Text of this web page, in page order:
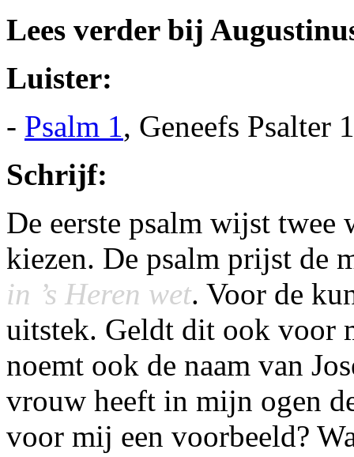
Lees verder bij
Luister:
- Psalm 1, Geneefs Psalter
Schrijf:
De eerste psalm wijst twee
kiezen. De psalm prijst de
in ’s Heren wet. Voor de
uitstek. Geldt dit ook voor
noemt ook de naam van
vrouw heeft in mijn ogen
voor mij een voorbeeld?